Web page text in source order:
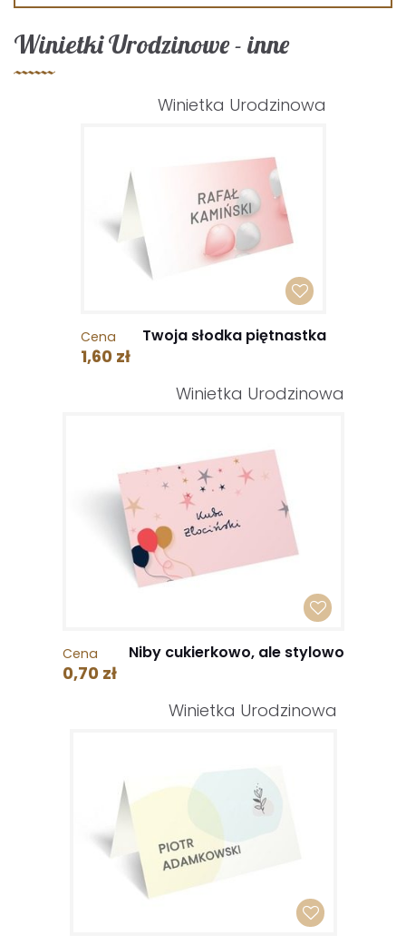
Winietki Urodzinowe - inne
Winietka Urodzinowa
Cena
1,60 zł
Twoja słodka piętnastka
Winietka Urodzinowa
Cena
0,70 zł
Niby cukierkowo, ale stylowo
Winietka Urodzinowa